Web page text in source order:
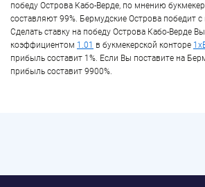
победу Острова Кабо-Верде, по мнению
составляют 99%. Бермудские Острова победит с
Сделать ставку на победу Острова Кабо-Верде
коэффициентом 1.01 в букмекерской конторе
прибыль составит 1%. Если Вы поставите на
прибыль составит 9900%.